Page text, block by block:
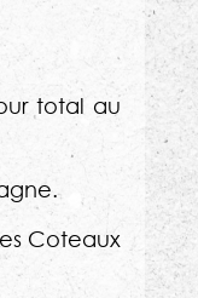
total au
Coteaux